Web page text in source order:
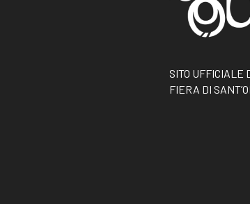
SITO UFFICIALE
FIERA DI